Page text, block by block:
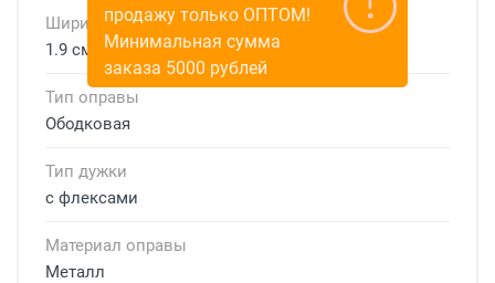
Ширина мостика
1.9 см
Тип оправы
Ободковая
Тип дужки
с флексами
Материал оправы
Металл
продажу только ОПТОМ!
Минимальная сумма
заказа 5000 рублей